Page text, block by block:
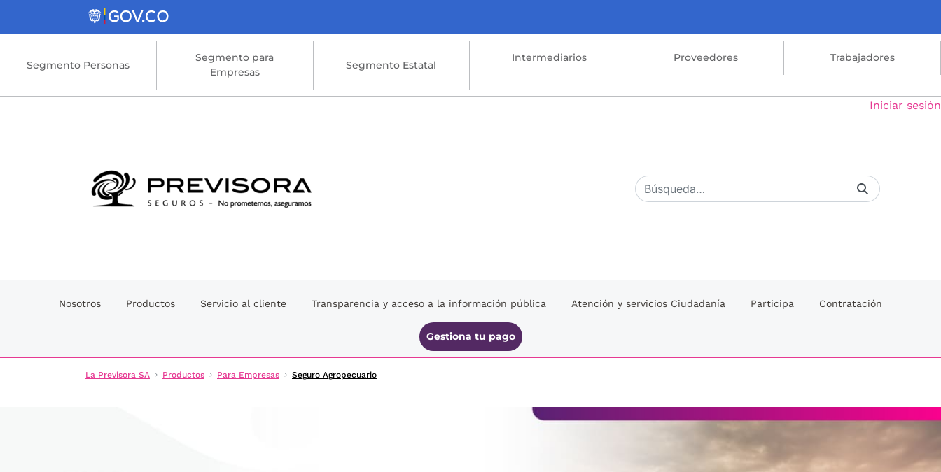
Saltar al contenido principal
Segmento Personas
Segmento para
Empresas
Segmento Estatal
Intermediarios Proveedores Trabajadores
Iniciar sesión
Nosotros Productos Servicio al cliente Transparencia y acceso a la información pública Atención y servicios Ciudadanía Participa Contratación
Gestiona tu pago
La Previsora SA Productos Para Empresas Seguro Agropecuario